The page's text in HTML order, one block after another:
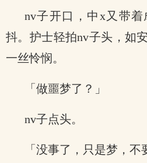
nv子开口，中x又带
抖。护士轻拍nv子头，如
一丝怜悯。
「做噩梦了？」
nv子点头。
「没事了，只是梦，不